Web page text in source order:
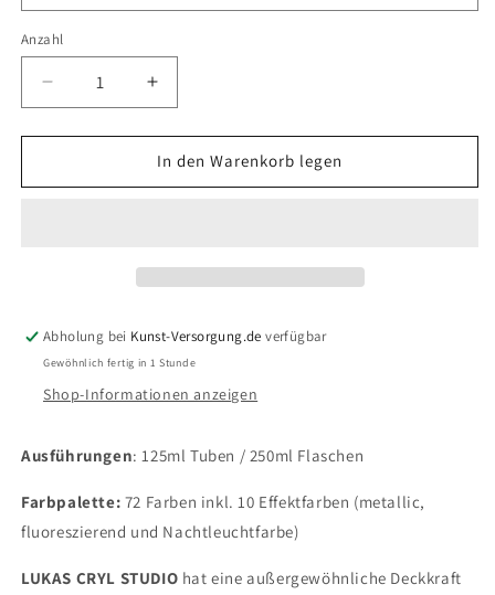
Anzahl
Verringere
die
Menge
LUKAS
(125/250ml)
Erhöhe
die
Menge
für
LUKAS
(125/250ml)
In den Warenkorb legen
Abholung bei Kunst-Versorgung.de verfügbar
Gewöhnlich fertig in 1 Stunde
Shop-Informationen anzeigen
Ausführungen: 125ml Tuben / 250ml Flaschen
Farbpalette: 72 Farben inkl. 10 Effektfarben (metallic,
fluoreszierend und Nachtleuchtfarbe)
LUKAS CRYL STUDIO hat eine außergewöhnliche Deckkraft